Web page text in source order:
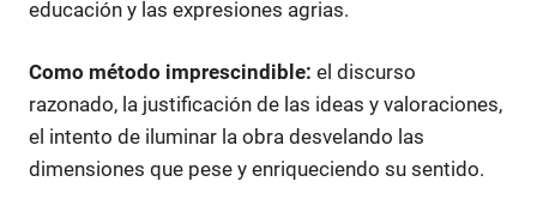
educación y las expresiones agrias.
Como método imprescindible: el discurso
razonado, la justificación de las ideas y valoraciones,
el intento de iluminar la obra desvelando las
dimensiones que pese y enriqueciendo su sentido.